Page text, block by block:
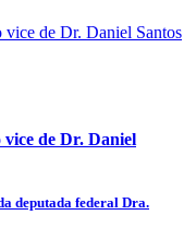
de Dr. Daniel
deputada federal Dra.